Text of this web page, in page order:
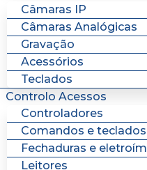
Câmaras IP
Câmaras Analógicas
Gravação
Acessórios
Teclados
Controlo Acessos
Controladores
Comandos e teclados
Fechaduras e
Leitores